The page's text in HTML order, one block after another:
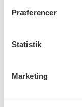
Præferencer
Statistik
Marketing